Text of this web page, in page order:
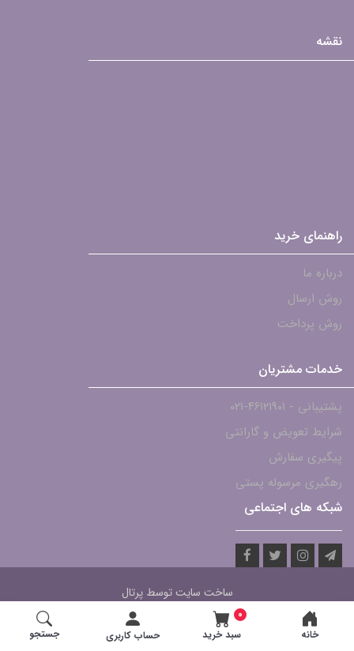
خانه
0
سبد خرید
حساب کاربری جستجو
نقشه
راهنمای خرید
درباره ما
روش ارسال
روش پرداخت
خدمات مشتریان
پشتیبانی - ۴۶۱۲۱۹۰۱-021
شرایط تعویض و گارانتی
پیگیری سفارش
رهگیری مرسوله پستی
شبکه های اجتماعی
ساخت سایت توسطپرتال